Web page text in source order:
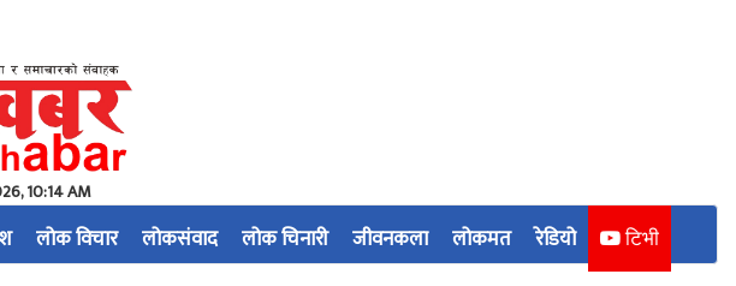
10:14 AM
लोक विचार लोकसंवाद लोक चिनारी जीवनकला लोकमत रेडियो टिभी